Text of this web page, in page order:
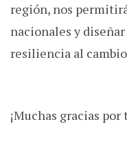
región, nos
nacionales y
resiliencia al
¡Muchas gracias